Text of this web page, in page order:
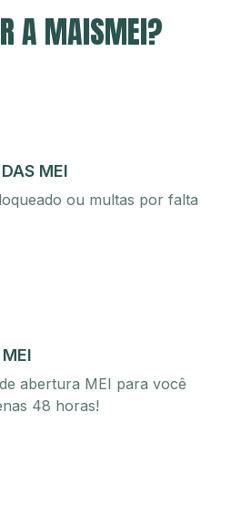
A MAISMEI?
MEI
ou multas por falta
abertura MEI para você
48 horas!